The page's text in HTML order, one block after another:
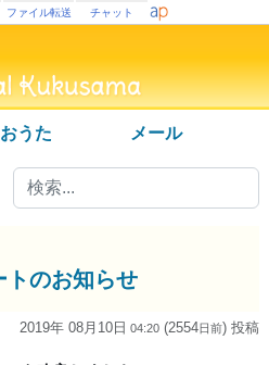
ファイル転送 チャット
おうた メール
トのお知らせ
2019年 08月10日 04:20 (2554日前) 投稿